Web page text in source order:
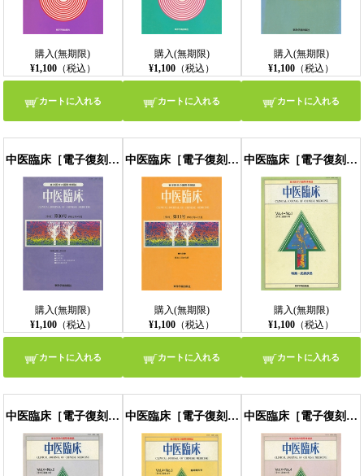
購入(無期限)
¥1,100（税込）
カートに入れる
購入(無期限)
¥1,100 （税込）
カートに入れる
購入(無期限)
¥1,100 （税込）
カートに入れる
中医臨床［電子復刻版］通巻10号
購入(無期限)
¥1,100（税込）
カートに入れる
中医臨床［電子復刻版］通巻11号
購入(無期限)
¥1,100 （税込）
カートに入れる
中医臨床［電子復刻版］通巻12号
購入(無期限)
¥1,100 （税込）
カートに入れる
中医臨床［電子復刻版］通巻13号 中医臨床［電子復刻版］通巻14号 中医臨床［電子復刻版］通巻15号